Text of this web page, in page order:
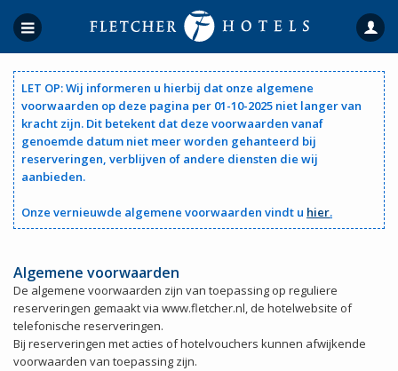
LET OP:Wij informeren u hierbij dat onze algemene
voorwaarden op deze pagina per 01-10-2025 niet langer van
kracht zijn. Dit betekent dat deze voorwaarden vanaf
genoemde datum niet meer worden gehanteerd bij
reserveringen, verblijven of andere diensten die wij
aanbieden.
Onze vernieuwde algemene voorwaarden vindt u hier.
Algemene voorwaarden
De algemene voorwaarden zijn van toepassing op reguliere
reserveringen gemaakt via www.fletcher.nl, de hotelwebsite of
telefonische reserveringen.
Bij reserveringen met acties of hotelvouchers kunnen afwijkende
voorwaarden van toepassing zijn.